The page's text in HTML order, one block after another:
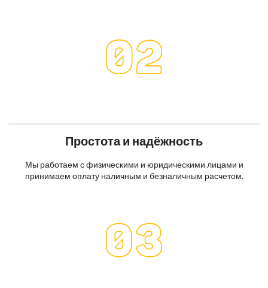
Простота и надёжность
Мы работаем с физическими и юридическими лицами и
принимаем оплату наличным и безналичным расчетом.